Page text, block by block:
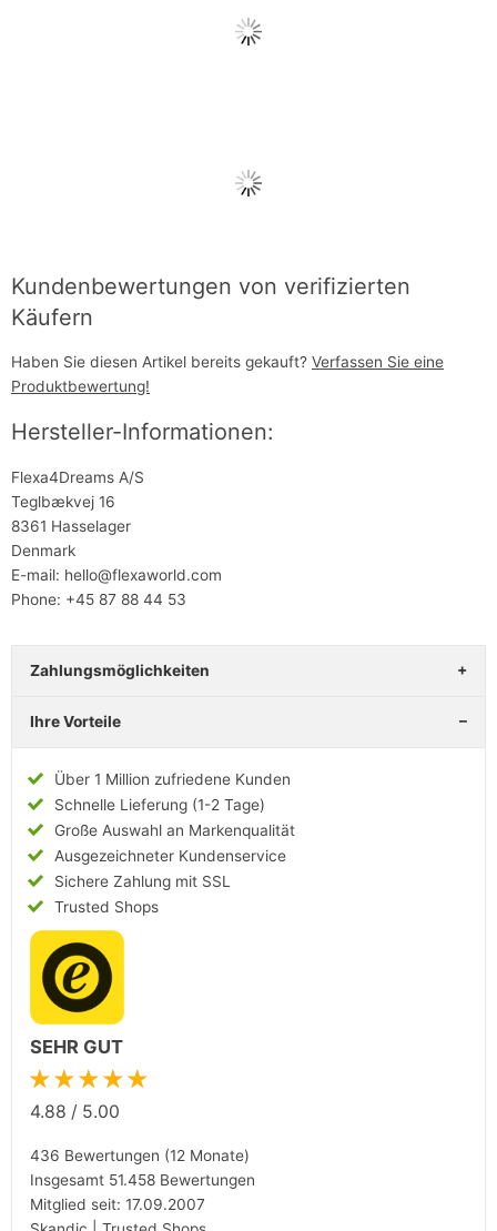
Kundenbewertungen von verifizierten
Käufern
Haben Sie diesen Artikel bereits gekauft? Verfassen Sie eine
Produktbewertung!
Hersteller-Informationen:
Flexa4Dreams A/S
Teglbækvej 16
8361 Hasselager
Denmark
E-mail: hello@flexaworld.com
Phone: +45 87 88 44 53
Zahlungsmöglichkeiten
Ihre Vorteile
Über 1 Million zufriedene Kunden
Schnelle Lieferung (1-2 Tage)
Große Auswahl an Markenqualität
Ausgezeichneter Kundenservice
Sichere Zahlung mit SSL
Trusted Shops
SEHR GUT
★★★★★
4.88 / 5.00
436 Bewertungen (12 Monate)
Insgesamt 51.458 Bewertungen
Mitglied seit: 17.09.2007